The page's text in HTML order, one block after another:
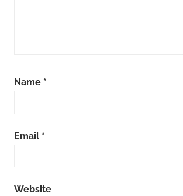
Name *
Email *
Website